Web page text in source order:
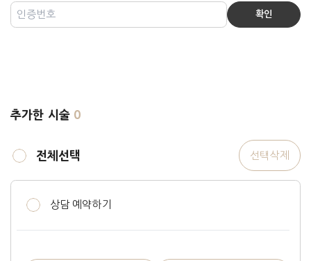
확인
추가한 시술 0
전체선택 선택삭제
상담 예약하기